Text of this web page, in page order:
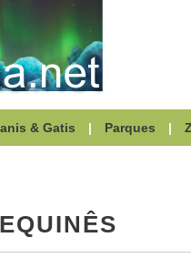
& Gatis | Parques |